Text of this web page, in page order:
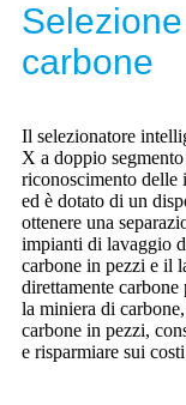
carbone
Il selezionatore
X a doppio
riconoscimento delle
ed è dotato di un
ottenere una
impianti di lavaggio
carbone in pezzi e il
direttamente
la miniera di
carbone in pezzi,
e risparmiare sui